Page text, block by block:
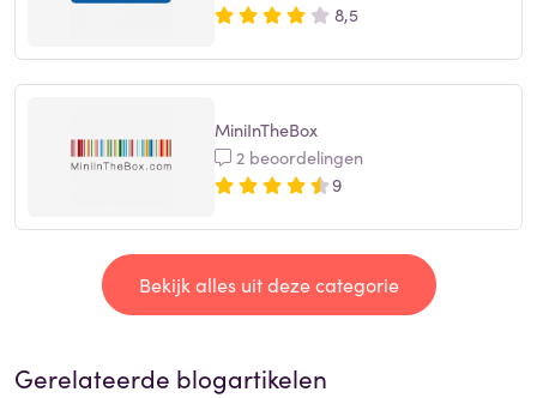
8,5
MiniInTheBox
2 beoordelingen
9
Bekijk alles uit deze categorie
Gerelateerde blogartikelen